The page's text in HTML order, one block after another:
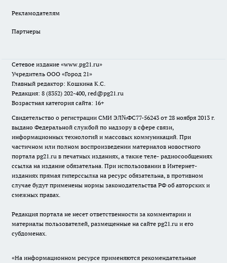
Рекламодателям
Партнеры
Сетевое издание «www.pg21.ru»
Учредитель ООО «Город 21»
Главный редактор: Кошкина К.С.
Редакция: 8 (8352) 202-400, red@pg21.ru
Возрастная категория сайта: 16+
Свидетельство о регистрации СМИ ЭЛ№ФС77-56243 от 28 ноября 2013 г.
выдано Федеральной службой по надзору в сфере связи,
информационных технологий и массовых коммуникаций. При
частичном или полном воспроизведении материалов новостного
портала pg21.ru в печатных изданиях, а также теле- радиосообщениях
ссылка на издание обязательна. При использовании в Интернет-
изданиях прямая гиперссылка на ресурс обязательна, в противном
случае будут применены нормы законодательства РФ об авторских и
смежных правах.
Редакция портала не несет ответственности за комментарии и
материалы пользователей, размещенные на сайте pg21.ru и его
субдоменах.
«На информационном ресурсе применяются рекомендательные